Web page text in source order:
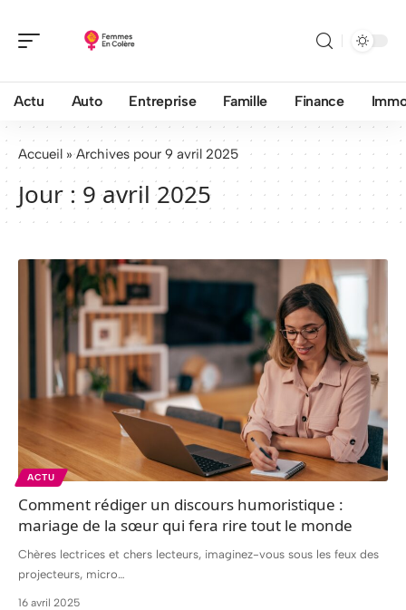
Actu Auto Entreprise Famille Finance
Accueil »Archives pour 9 avril 2025
Jour : 9 avril 2025
ACTU
Comment rédiger un discours humoristique :
mariage de la sœur qui fera rire tout le monde
Chères lectrices et chers lecteurs, imaginez-vous sous les feux des
projecteurs, micro…
16 avril 2025